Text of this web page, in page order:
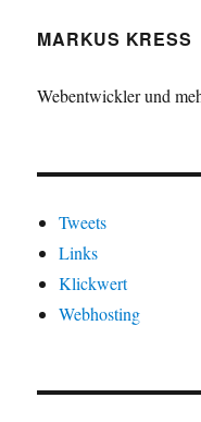
MARKUS KRESS
Webentwickler und
Tweets
Links
Klickwert
Webhosting